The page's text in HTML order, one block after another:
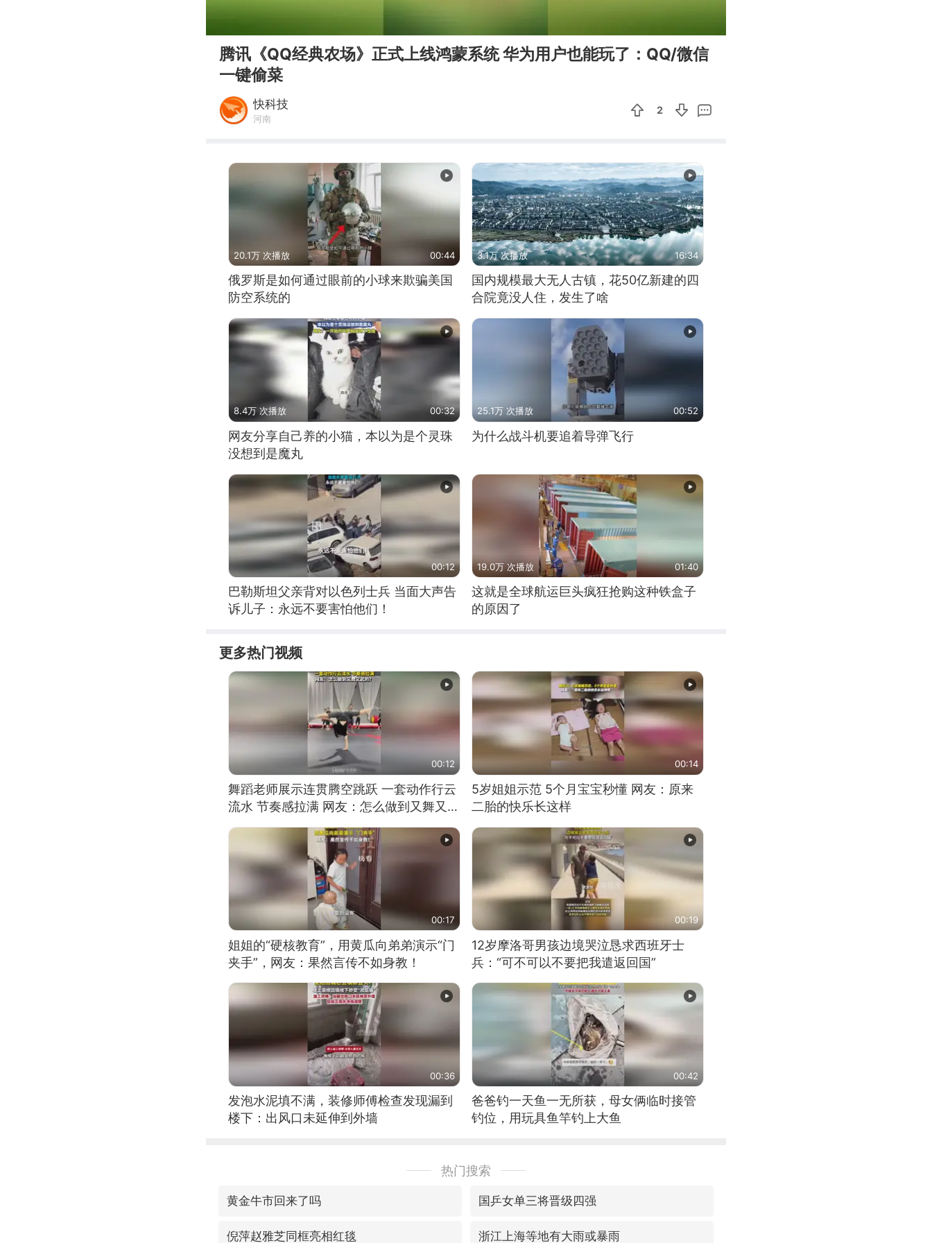
腾讯《QQ经典农场》正式上线鸿蒙系统 华为用户也能玩了：QQ/微信
一键偷菜
快科技
河南
2
20.1万 次播放 00:44
俄罗斯是如何通过眼前的小球来欺骗美国
防空系统的
3.1万 次播放 16:34
国内规模最大无人古镇，花50亿新建的四
合院竟没人住，发生了啥
8.4万 次播放 00:32
网友分享自己养的小猫，本以为是个灵珠
没想到是魔丸
25.1万 次播放 00:52
为什么战斗机要追着导弹飞行
00:12
巴勒斯坦父亲背对以色列士兵 当面大声告
诉儿子：永远不要害怕他们！
19.0万 次播放 01:40
这就是全球航运巨头疯狂抢购这种铁盒子
的原因了
更多热门视频
00:12
舞蹈老师展示连贯腾空跳跃 一套动作行云
流水 节奏感拉满 网友：怎么做到又舞又武
00:14
5岁姐姐示范 5个月宝宝秒懂 网友：原来
二胎的快乐长这样
00:17
姐姐的“硬核教育”，用黄瓜向弟弟演示“门
夹手”，网友：果然言传不如身教！
00:19
12岁摩洛哥男孩边境哭泣恳求西班牙士
兵：“可不可以不要把我遣返回国”
00:36
发泡水泥填不满，装修师傅检查发现漏到
楼下：出风口未延伸到外墙
00:42
爸爸钓一天鱼一无所获，母女俩临时接管
钓位，用玩具鱼竿钓上大鱼
热门搜索
黄金牛市回来了吗 国乒女单三将晋级四强
倪萍赵雅芝同框亮相红毯 浙江上海等地有大雨或暴雨